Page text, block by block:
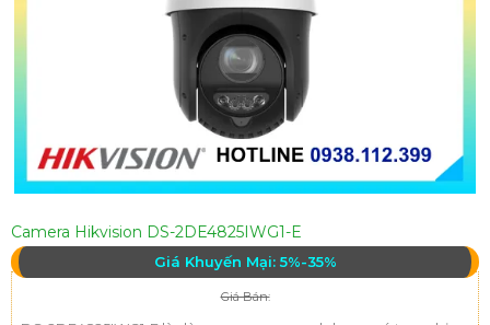
Camera Hikvision DS-2DE4825IWG1-E
Giá Khuyến Mại: 5%-35%
Giá Bán: